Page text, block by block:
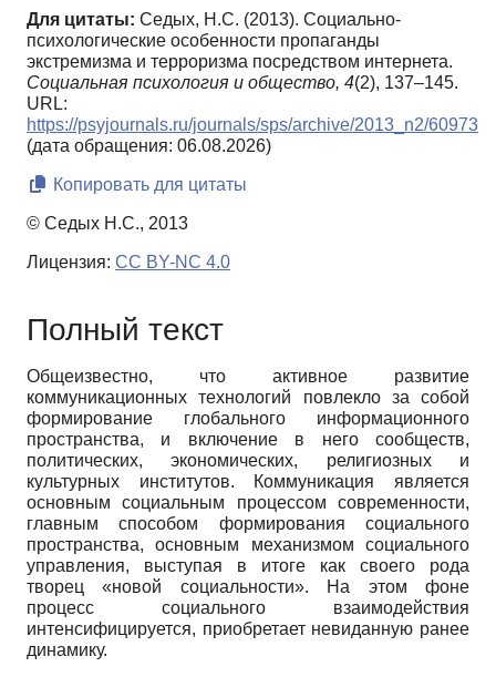
Для цитаты: Седых, Н.С. (2013). Социально-
психологические особенности пропаганды
экстремизма и терроризма посредством интернета.
Социальная психология и общество, 4(2), 137–145.
URL:
https://psyjournals.ru/journals/sps/archive/2013_n2/60973
(дата обращения: 06.08.2026)
Копировать для цитаты
© Седых Н.С., 2013
Лицензия: CC BY-NC 4.0
Полный текст
Общеизвестно, что активное развитие
коммуникационных технологий повлекло за собой
формирование глобального информационного
пространства, и включение в него сообществ,
политических, экономических, религиозных и
культурных институтов. Коммуникация является
основным социальным процессом современности,
главным способом формирования социального
пространства, основным механизмом социального
управления, выступая в итоге как своего рода
творец «новой социальности». На этом фоне
процесс социального взаимодействия
интенсифицируется, приобретает невиданную ранее
динамику.